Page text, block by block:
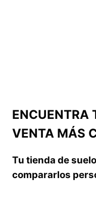
ENCUENTRA
VENTA MÁS
Tu tienda de
compararlos